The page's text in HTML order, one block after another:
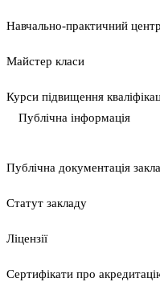
Навчально-практичний центр
Майстер класи
Курси підвищення
Публічна інформація
Публічна документація
Статут закладу
Ліцензії
Сертифікати про